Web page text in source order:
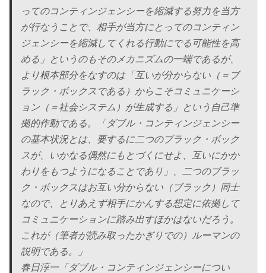
ってのコンティンジェンシーを縮減する努力を当方
が行なうことで、相手が当方にとってのコンティン
ジェンシーを縮減してくれる行動にでる可能性を高
める」というのもそのメカニズムの一端であるが、
より根本部分をなすのは「互いが分からない（＝ブ
ラック・ボックスである）からこそコミュニケーシ
ョン（＝社会システム）が生成する」という自己準
拠的作動である。「ダブル・コンティンジェンシー
の基本状況とは、要するに二つのブラック・ボック
スが、いかなる偶然にもとづくにせよ、互いにかか
わりをもつようになることであり」、二つのブラッ
ク・ボックスはお互い分からない（ブラック）同士
なので、とりあえず相手にかんする想定に依拠して
コミュニケーションに踏み出すほかはないだろう。
これが（筆者が読み取ったかぎりでの）ルーマンの
説明である。」
春日淳一「ダブル・コンティンジェンシーについ